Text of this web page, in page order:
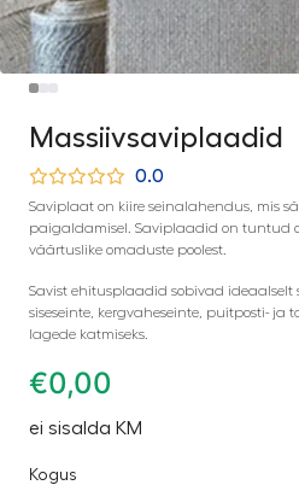
Massiivsaviplaadid
0.0
Saviplaat on kiire seinalahendus, mis
paigaldamisel. Saviplaadid on tuntud
väärtuslike omaduste poolest.
Savist ehitusplaadid sobivad ideaalselt
siseseinte, kergvaheseinte, puitposti- ja
lagede katmiseks.
€0,00
ei sisalda KM
Kogus